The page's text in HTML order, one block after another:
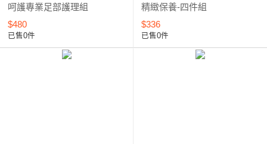
呵護專業足部護理組
$480
已售0件
精緻保養-四件組
$336
已售0件